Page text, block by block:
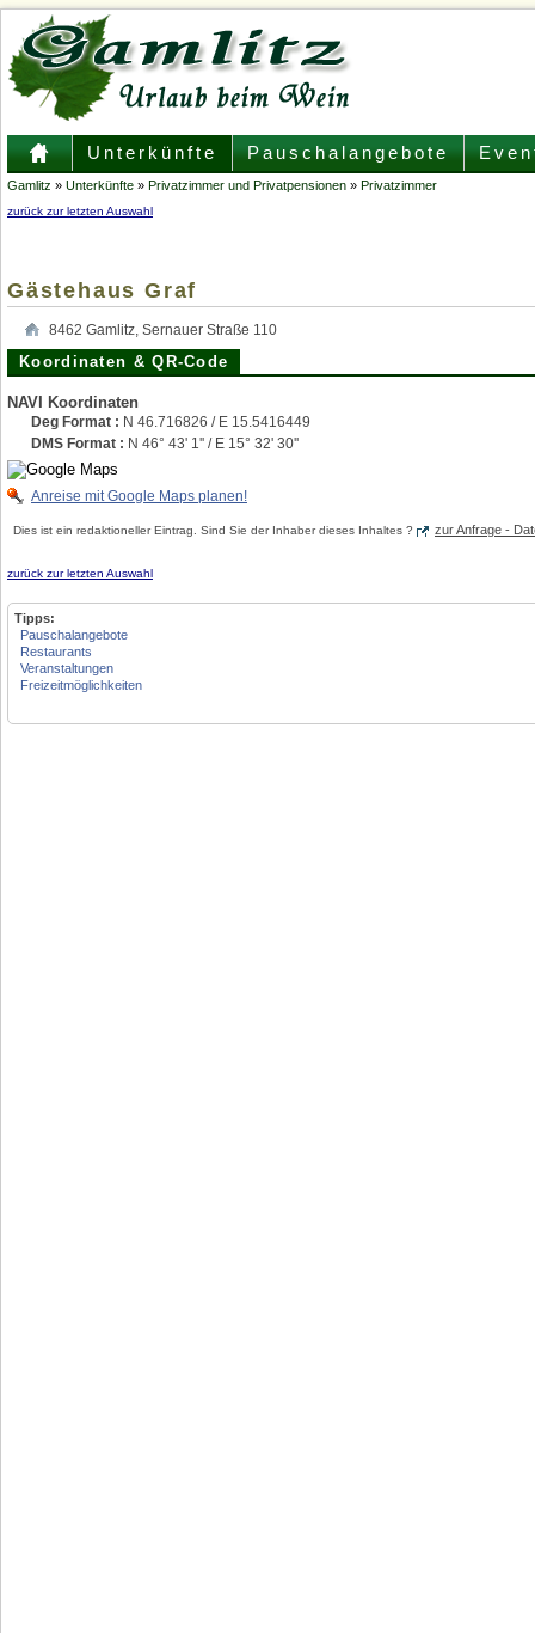
Unterkünfte Pauschalangebote
Gamlitz » Unterkünfte » Privatzimmer und Privatpensionen » Privatzimmer
zurück zur letzten Auswahl
Gästehaus Graf
8462 Gamlitz, Sernauer Straße 110
Koordinaten & QR-Code
NAVI Koordinaten
Deg Format : N 46.716826 / E 15.5416449
DMS Format : N 46° 43' 1'' / E 15° 32' 30''
Anreise mit Google Maps planen!
Dies ist ein redaktioneller Eintrag. Sind Sie der Inhaber dieses Inhaltes ? zur Anfrage -
zurück zur letzten Auswahl
Tipps:
Pauschalangebote
Restaurants
Veranstaltungen
Freizeitmöglichkeiten